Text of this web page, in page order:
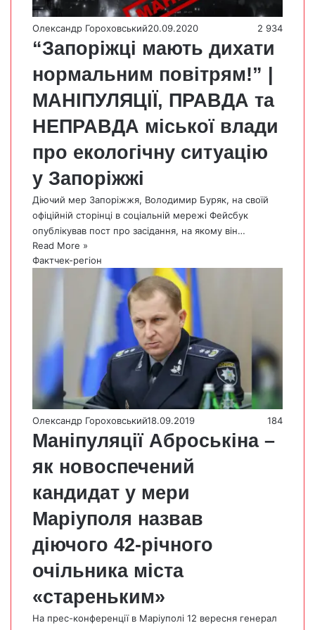
Олександр Гороховський20.09.2020 2 934
“Запоріжці мають дихати
нормальним повітрям!” |
МАНІПУЛЯЦІЇ, ПРАВДА та
НЕПРАВДА міської влади
про екологічну ситуацію
у Запоріжжі
Діючий мер Запоріжжя, Володимир Буряк, на своїй
офіційній сторінці в соціальній мережі Фейсбук
опублікував пост про засідання, на якому він…
Read More »
Фактчек-регіон
Олександр Гороховський18.09.2019 184
Маніпуляції Аброськіна –
як новоспечений
кандидат у мери
Маріуполя назвав
діючого 42-річного
очільника міста
«стареньким»
На прес-конференції в Маріуполі 12 вересня генерал